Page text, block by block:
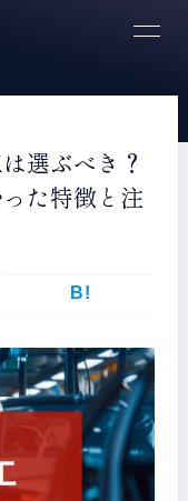
選ぶべき？
た特徴と注
B!